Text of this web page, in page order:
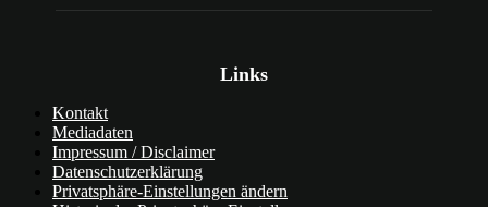
Links
Kontakt
Mediadaten
Impressum / Disclaimer
Datenschutzerklärung
Privatsphäre-Einstellungen ändern